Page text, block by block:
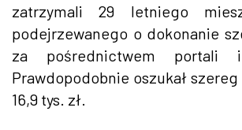
zatrzymali 29 letniego
podejrzewanego o dokonanie
za pośrednictwem portali
Prawdopodobnie oszukał
16,9 tys. zł.